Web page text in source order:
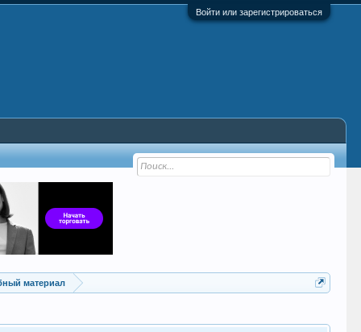
Войти или зарегистрироваться
материал